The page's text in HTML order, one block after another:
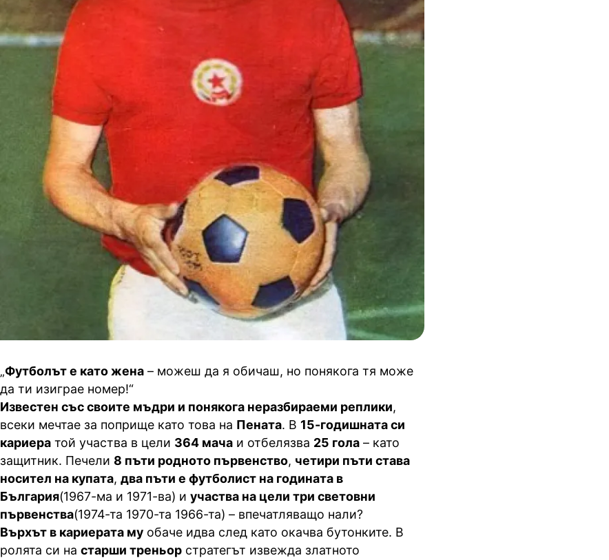
„Футболът е като жена – можеш да я обичаш, но понякога тя може
да ти изиграе номер!“
Известен със своите мъдри и понякога неразбираеми реплики,
всеки мечтае за поприще като това на Пената. В 15-годишната си
кариера той участва в цели 364 мача и отбелязва 25 гола – като
защитник. Печели 8 пъти родното първенство, четири пъти става
носител на купата, два пъти е футболист на годината в
България(1967-ма и 1971-ва) и участва на цели три световни
първенства(1974-та 1970-та 1966-та) – впечатляващо нали?
Върхът в кариерата му обаче идва след като окачва бутонките. В
ролята си на старши треньор стратегът извежда златното